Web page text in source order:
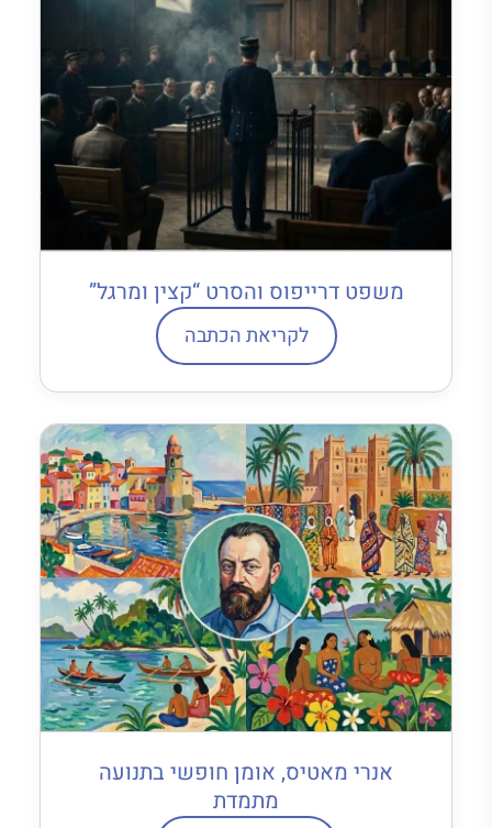
משפט דרייפוס והסרט “קצין ומרגל”
לקריאת הכתבה
אנרי מאטיס, אומן חופשי בתנועה
מתמדת